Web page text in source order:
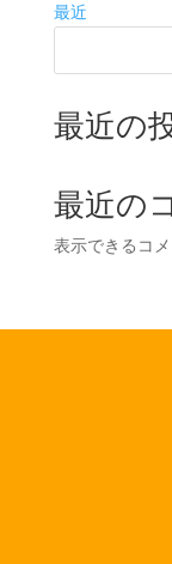
最近
最近の
最近の
表示できるコメ